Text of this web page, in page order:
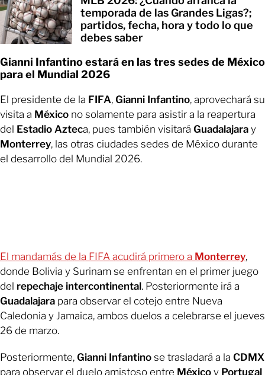
temporada de las Grandes Ligas?;
partidos, fecha, hora y todo lo que
debes saber
Gianni Infantino estará en las tres sedes de México
para el Mundial 2026
El presidente de la FIFA, Gianni Infantino, aprovechará su
visita a México no solamente para asistir a la reapertura
del Estadio Azteca, pues también visitará Guadalajara y
Monterrey, las otras ciudades sedes de México durante
el desarrollo del Mundial 2026.
El mandamás de la FIFA acudirá primero a Monterrey,
donde Bolivia y Surinam se enfrentan en el primer juego
del repechaje intercontinental. Posteriormente irá a
Guadalajara para observar el cotejo entre Nueva
Caledonia y Jamaica, ambos duelos a celebrarse el jueves
26 de marzo.
Posteriormente, Gianni Infantino se trasladará a la CDMX
para observar el duelo amistoso entre México y Portugal